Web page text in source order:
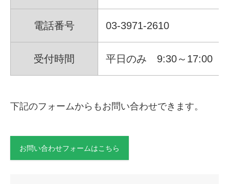
電話番号 03-3971-2610
受付時間 平日のみ 9:30～17:00
下記のフォームからもお問い合わせできます。
お問い合わせフォームはこちら